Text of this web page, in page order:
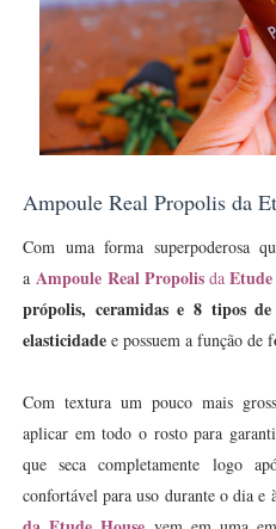
Ampoule Real Propolis da
Com uma forma superpoderosa
aAmpoule Real Propolisda
própolis, ceramidas e 8 tipos de
elasticidadee possuem a função de f
Com textura um pouco mais
aplicar em todo o rosto para
que seca completamente logo
confortável para uso durante o dia e